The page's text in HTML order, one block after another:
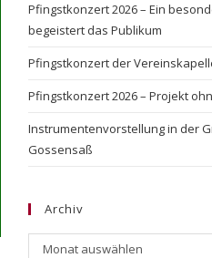
Pfingstkonzert 2026 – Ein
begeistert das Publikum
Pfingstkonzert der
Pfingstkonzert 2026 – Projekt
Instrumentenvorstellung in der
Gossensaß
Archiv
Archiv
Monat auswählen